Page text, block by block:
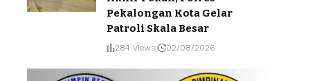
Pekalongan Kota Gelar
Patroli Skala Besar
284 Views 02/08/2026